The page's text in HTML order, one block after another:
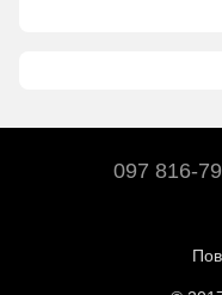
097 816-